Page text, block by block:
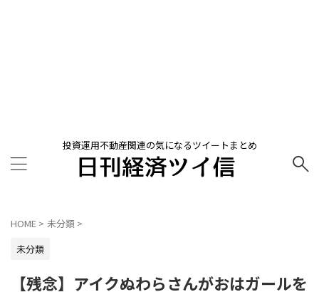
投資運用不動産関連の気になるツイートまとめ
HOME > 未分類 >
未分類
【残念】アイクぬわらさんがおはガールを